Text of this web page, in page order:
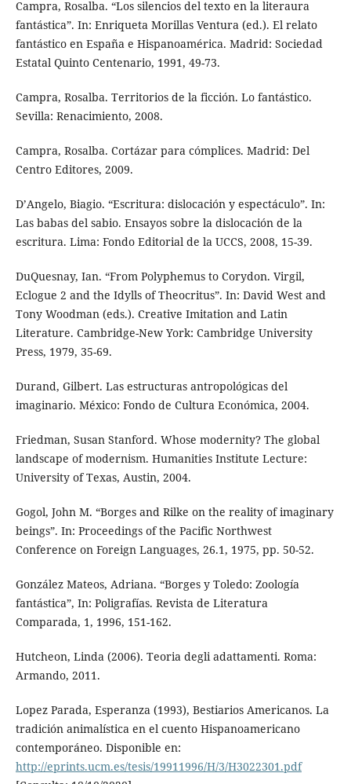
Campra, Rosalba. “Los silencios del texto en la literaura
fantástica”. In: Enriqueta Morillas Ventura (ed.). El relato
fantástico en España e Hispanoamérica. Madrid: Sociedad
Estatal Quinto Centenario, 1991, 49-73.
Campra, Rosalba. Territorios de la ficción. Lo fantástico.
Sevilla: Renacimiento, 2008.
Campra, Rosalba. Cortázar para cómplices. Madrid: Del
Centro Editores, 2009.
D’Angelo, Biagio. “Escritura: dislocación y espectáculo”. In:
Las babas del sabio. Ensayos sobre la dislocación de la
escritura. Lima: Fondo Editorial de la UCCS, 2008, 15-39.
DuQuesnay, Ian. “From Polyphemus to Corydon. Virgil,
Eclogue 2 and the Idylls of Theocritus”. In: David West and
Tony Woodman (eds.). Creative Imitation and Latin
Literature. Cambridge-New York: Cambridge University
Press, 1979, 35-69.
Durand, Gilbert. Las estructuras antropológicas del
imaginario. México: Fondo de Cultura Económica, 2004.
Friedman, Susan Stanford. Whose modernity? The global
landscape of modernism. Humanities Institute Lecture:
University of Texas, Austin, 2004.
Gogol, John M. “Borges and Rilke on the reality of imaginary
beings”. In: Proceedings of the Pacific Northwest
Conference on Foreign Languages, 26.1, 1975, pp. 50-52.
González Mateos, Adriana. “Borges y Toledo: Zoología
fantástica”, In: Poligrafías. Revista de Literatura
Comparada, 1, 1996, 151-162.
Hutcheon, Linda (2006). Teoria degli adattamenti. Roma:
Armando, 2011.
Lopez Parada, Esperanza (1993), Bestiarios Americanos. La
tradición animalística en el cuento Hispanoamericano
contemporáneo. Disponible en:
http://eprints.ucm.es/tesis/19911996/H/3/H3022301.pdf